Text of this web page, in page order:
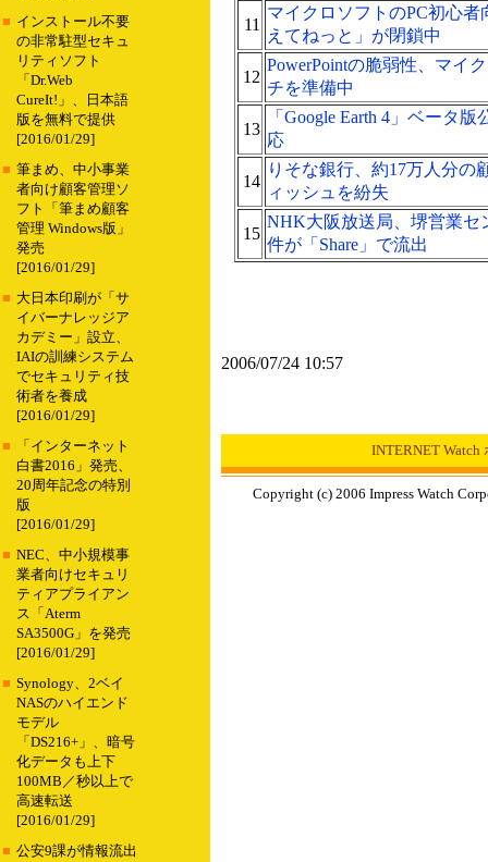
■ インストール不要
の非常駐型セキュ
リティソフト
「Dr.Web
CureIt!」、日本語
版を無料で提供
[2016/01/29]
■ 筆まめ、中小事業
者向け顧客管理ソ
フト「筆まめ顧客
管理 Windows版」
発売
[2016/01/29]
■ 大日本印刷が「サ
イバーナレッジア
カデミー」設立、
IAIの訓練システム
でセキュリティ技
術者を養成
[2016/01/29]
■
「インターネット
白書2016」発売、
20周年記念の特別
版
[2016/01/29]
■ NEC、中小規模事
業者向けセキュリ
ティアプライアン
ス「Aterm
SA3500G」を発売
[2016/01/29]
■ Synology、2ベイ
NASのハイエンド
モデル
「DS216+」、暗号
化データも上下
100MB／秒以上で
高速転送
[2016/01/29]
■ 公安9課が情報流出
11
マイクロソフトのPC初心
えてねっと」が閉鎖中
12
PowerPointの脆弱性、マイ
チを準備中
13
「Google Earth 4」ベータ
応
14
りそな銀行、約17万人分の
ィッシュを紛失
15
NHK大阪放送局、堺営業セ
件が「Share」で流出
2006/07/24 10:57
INTERNET Watch
Copyright (c) 2006 Impress Watch